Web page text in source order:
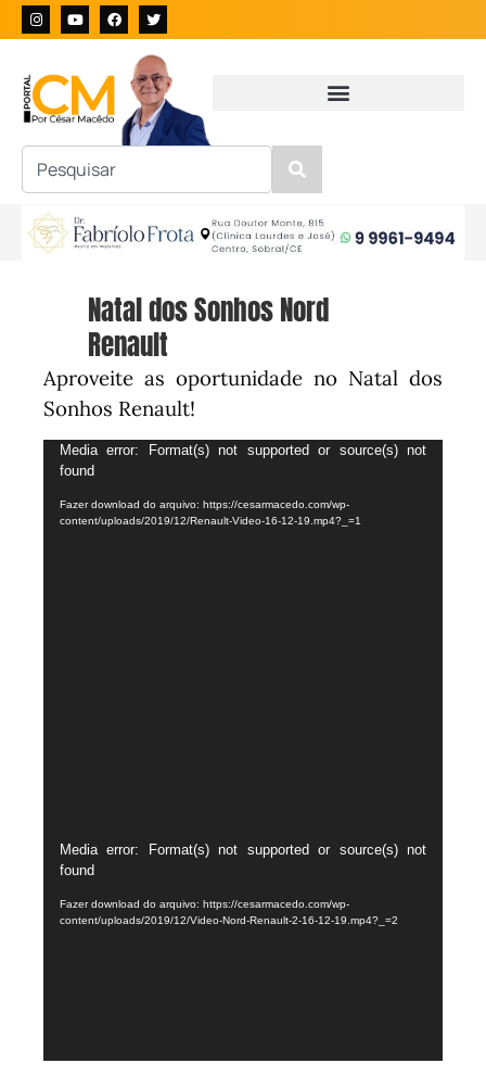
Natal dos Sonhos Nord
Renault
Aproveite as oportunidade no Natal dos
Sonhos Renault!
Tocador
de
vídeo
Media error: Format(s) not supported or source(s) not
found
Fazer download do arquivo: https://cesarmacedo.com/wp-
content/uploads/2019/12/Renault-Video-16-12-19.mp4?_=1
Tocador
de
vídeo
Media error: Format(s) not supported or source(s) not
found
Fazer download do arquivo: https://cesarmacedo.com/wp-
content/uploads/2019/12/Video-Nord-Renault-2-16-12-19.mp4?_=2